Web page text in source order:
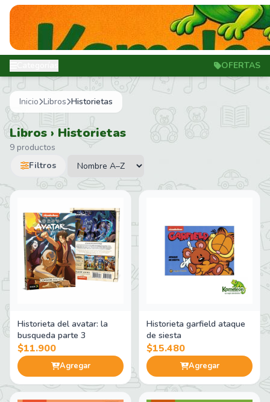
OFERTAS
Inicio Libros Historietas
Libros › Historietas
9 productos
Filtros
Historieta del avatar: la
busqueda parte 3
$11.900
Agregar
Historieta garfield ataque
de siesta
$15.480
Agregar